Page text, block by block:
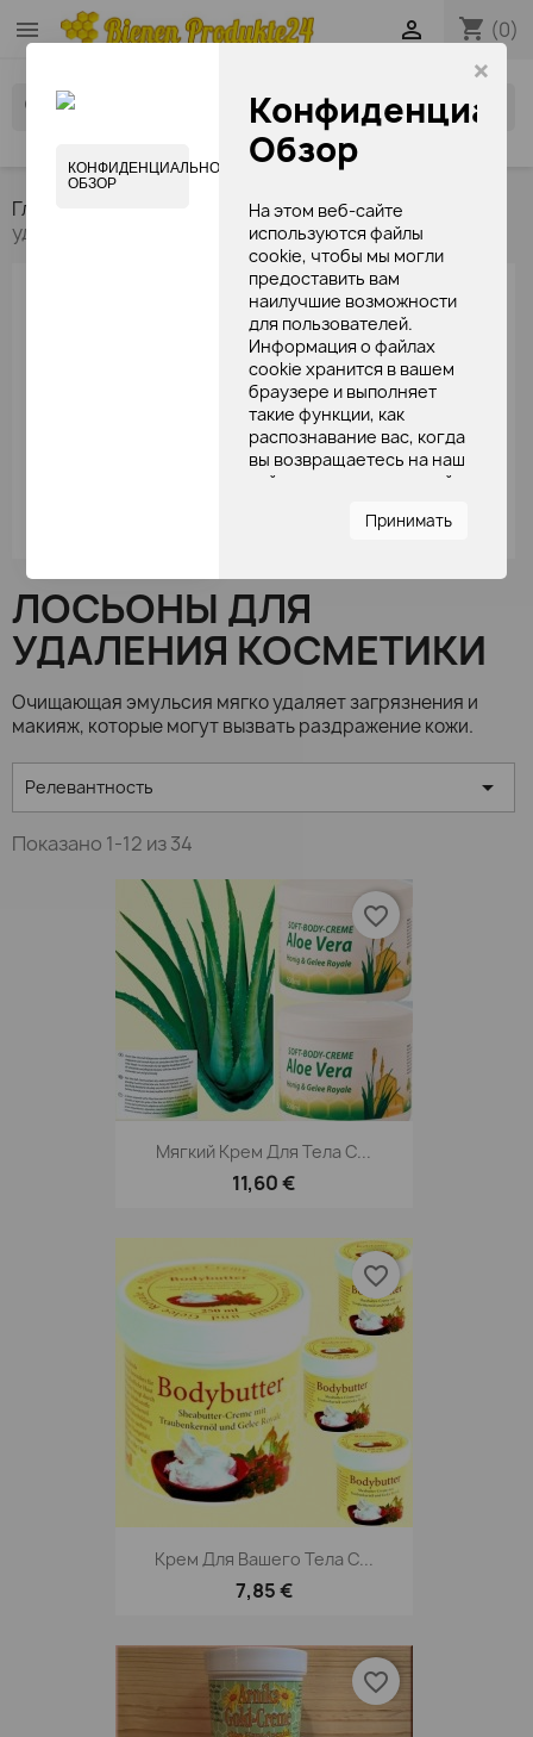
×
КОНФИДЕНЦИАЛЬНОСТЬ
ОБЗОР
Обзор
На этом веб-сайте
используются файлы
cookie, чтобы мы могли
предоставить вам
наилучшие возможности
для пользователей.
Информация о файлах
cookie хранится в вашем
браузере и выполняет
такие функции, как
распознавание вас, когда
вы возвращаетесь на наш
сайт, и помогаете нашей
разделы веб-сайта вы
полезными.
Вы можете настроить все
параметры печенья пути
с левой стороны.
Принимать
 shopping_cart (0)

search
Главная крема мыло шампуни
Лосьоны для
удаления косметики
Продукты пчеловодства 
пчелинный воск - свечи
ЛОСЬОНЫ ДЛЯ
УДАЛЕНИЯ КОСМЕТИКИ
Очищающая эмульсия мягкоудаляет загрязнения и
макияж, которые могут вызватьраздражение кожи.
Релевантность 
Показано 1-12 из 34
Мягкий Крем Для Тела С...
11,60 €
favorite_border
Крем Для Вашего Тела С...
7,85 €
favorite_border
favorite_border